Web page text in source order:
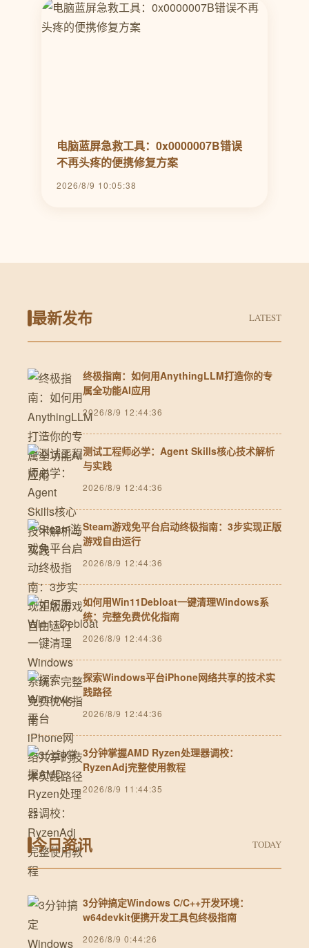
电脑蓝屏急救工具：0x0000007B错误
不再头疼的便携修复方案
2026/8/9 10:05:38
最新发布 LATEST
终极指南：如何用AnythingLLM打造你的专
属全功能AI应用
2026/8/9 12:44:36
测试工程师必学：Agent Skills核心技术解析
与实践
2026/8/9 12:44:36
Steam游戏免平台启动终极指南：3步实现正版
游戏自由运行
2026/8/9 12:44:36
如何用Win11Debloat一键清理Windows系
统：完整免费优化指南
2026/8/9 12:44:36
探索Windows平台iPhone网络共享的技术实
践路径
2026/8/9 12:44:36
3分钟掌握AMD Ryzen处理器调校：
RyzenAdj完整使用教程
2026/8/9 11:44:35
今日资讯 TODAY
3分钟搞定Windows C/C++开发环境：
w64devkit便携开发工具包终极指南
2026/8/9 0:44:26